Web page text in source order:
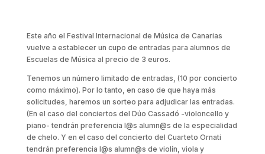
Este año el Festival Internacional de Música de Canarias
vuelve a establecer un cupo de entradas para alumnos de
Escuelas de Música al precio de 3 euros.
Tenemos un número limitado de entradas, (10 por concierto
como máximo). Por lo tanto, en caso de que haya más
solicitudes, haremos un sorteo para adjudicar las entradas.
(En el caso del conciertos del Dúo Cassadó -violoncello y
piano- tendrán preferencia l@s alumn@s de la especialidad
de chelo. Y en el caso del concierto del Cuarteto Ornati
tendrán preferencia l@s alumn@s de violín, viola y